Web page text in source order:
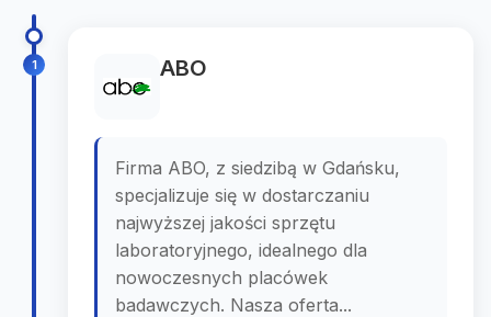
1 ABO
Firma ABO, z siedzibą w Gdańsku,
specjalizuje się w dostarczaniu
najwyższej jakości sprzętu
laboratoryjnego, idealnego dla
nowoczesnych placówek
badawczych. Nasza oferta...